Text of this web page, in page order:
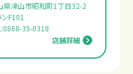
県津山市昭和町1丁目32-2
ンF101
35-0318
店舗詳細